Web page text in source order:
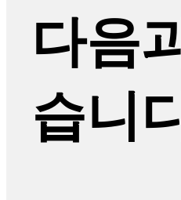
다음
습니